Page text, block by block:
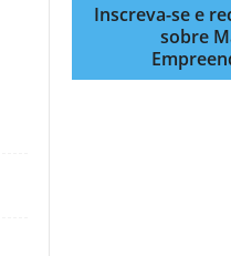
Inscreva-se e
sobre